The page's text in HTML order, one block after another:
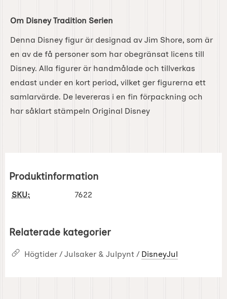
Om Disney Tradition Serien
Denna Disney figur är designad av Jim Shore, som är
en av de få personer som har obegränsat licens till
Disney. Alla figurer är handmålade och tillverkas
endast under en kort period, vilket ger figurerna ett
samlarvärde. De levereras i en fin förpackning och
har såklart stämpeln Original Disney
Produktinformation
SKU: 7622
Relaterade kategorier
Högtider / Julsaker & Julpynt / DisneyJul